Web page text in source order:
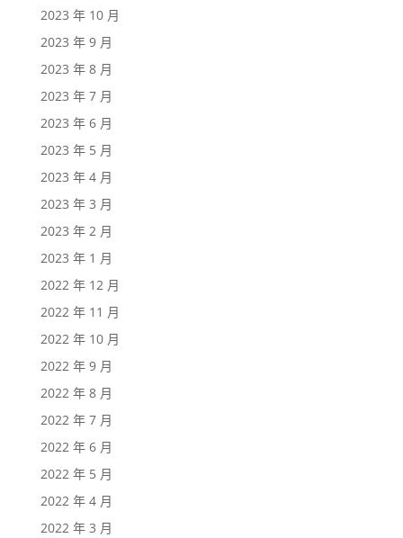
2023 年 10 月
2023 年 9 月
2023 年 8 月
2023 年 7 月
2023 年 6 月
2023 年 5 月
2023 年 4 月
2023 年 3 月
2023 年 2 月
2023 年 1 月
2022 年 12 月
2022 年 11 月
2022 年 10 月
2022 年 9 月
2022 年 8 月
2022 年 7 月
2022 年 6 月
2022 年 5 月
2022 年 4 月
2022 年 3 月